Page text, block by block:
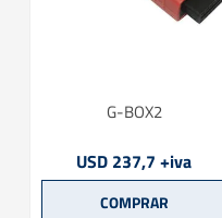
G-BOX2
USD 237,7 +iva